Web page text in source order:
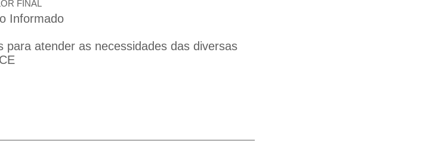
FINAL
Informado
atender as necessidades das diversas